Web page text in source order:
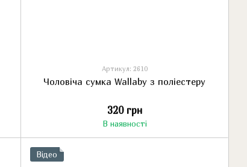
Артикул: 2610
Чоловіча сумка Wallaby з поліестеру
320 грн
В наявності
Відео